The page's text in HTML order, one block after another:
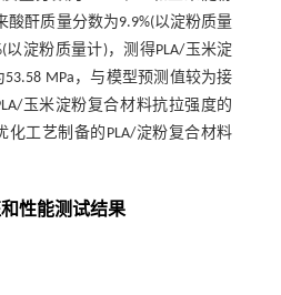
酐质量分数为9.9%(以淀粉质量
以淀粉质量计)，测得PLA/玉米淀
MPa，与模型预测值较为接
玉米淀粉复合材料抗拉强度的
化工艺制备的PLA/淀粉复合材料
性能测试结果